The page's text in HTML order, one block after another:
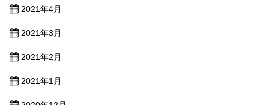
2021年4月
2021年3月
2021年2月
2021年1月